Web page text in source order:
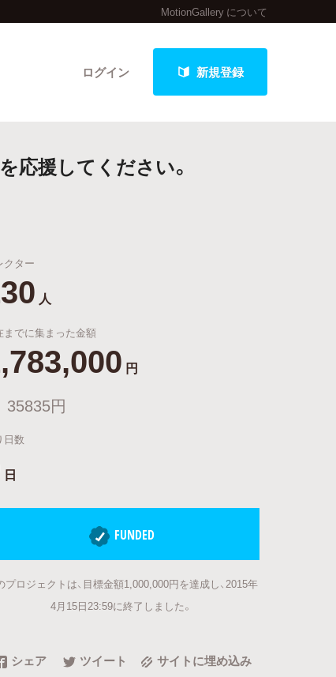
MotionGallery について
ログイン 新規登録
最新進捗報告から探す
応援してください。
クター
人
までに集まった金額
円
35835円
日数
日
FUNDED
プロジェクトは、目標金額1,000,000円を達成し、2015年
4月15日23:59に終了しました。
シェア ツイート サイトに埋め込み